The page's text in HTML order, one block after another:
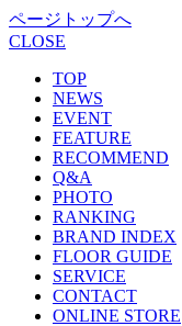
ページトップへ
CLOSE
TOP
NEWS
EVENT
FEATURE
RECOMMEND
Q&A
PHOTO
RANKING
BRAND INDEX
FLOOR GUIDE
SERVICE
CONTACT
ONLINE STORE